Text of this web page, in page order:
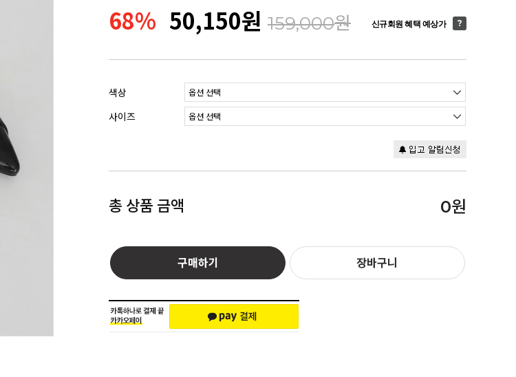
68% 50,150원 159,000원 신규회원 혜택 예상가
색상
사이즈
총 상품 금액 0원
구매하기 장바구니